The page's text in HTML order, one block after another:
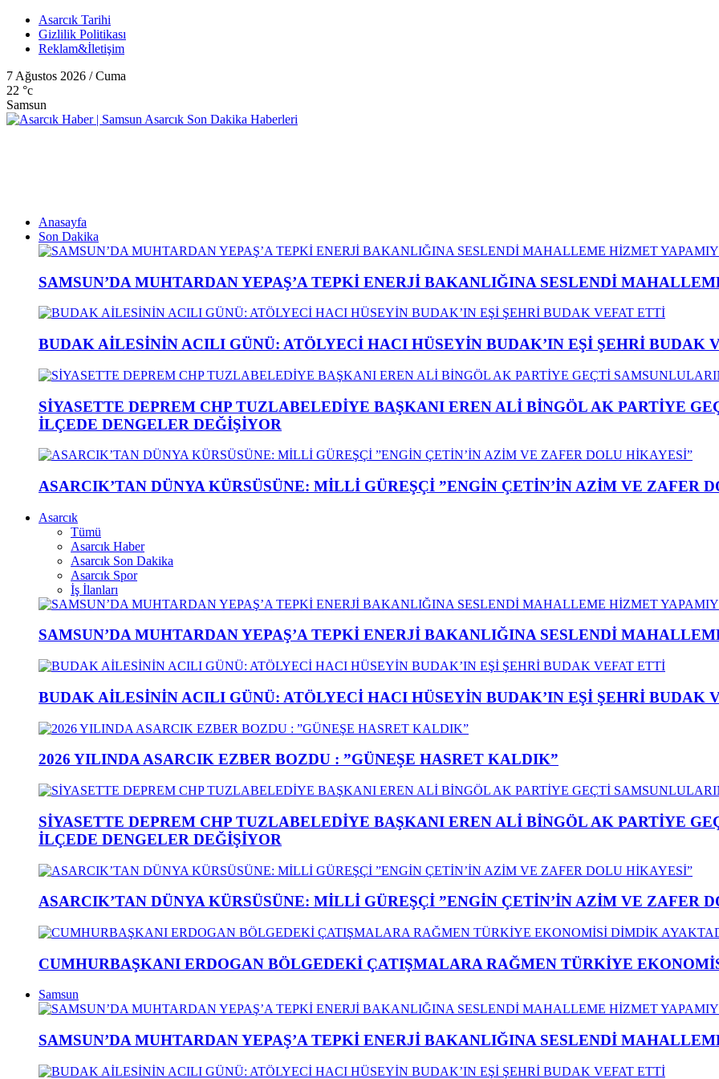
Asarcık Tarihi
Gizlilik Politikası
Reklam&İletişim
7 Ağustos 2026 / Cuma
22 °c
Samsun
Anasayfa
Son Dakika
SAMSUN’DA MUHTARDAN YEPAŞ’A TEPKİ ENERJİ BAKANLIĞINA SESLENDİ
BUDAK AİLESİNİN ACILI GÜNÜ: ATÖLYECİ HACI HÜSEYİN BUDAK’IN EŞİ ŞEHRİ BUDAK
SİYASETTE DEPREM CHP TUZLABELEDİYE BAŞKANI EREN ALİ BİNGÖL AK PARTİYE
İLÇEDE DENGELER DEĞİŞİYOR
ASARCIK’TAN DÜNYA KÜRSÜSÜNE: MİLLİ GÜREŞÇİ ”ENGİN ÇETİN’İN AZİM VE ZAFER
Asarcık
Tümü
Asarcık Haber
Asarcık Son Dakika
Asarcık Spor
İş İlanları
SAMSUN’DA MUHTARDAN YEPAŞ’A TEPKİ ENERJİ BAKANLIĞINA SESLENDİ
BUDAK AİLESİNİN ACILI GÜNÜ: ATÖLYECİ HACI HÜSEYİN BUDAK’IN EŞİ ŞEHRİ BUDAK
2026 YILINDA ASARCIK EZBER BOZDU : ”GÜNEŞE HASRET KALDIK”
SİYASETTE DEPREM CHP TUZLABELEDİYE BAŞKANI EREN ALİ BİNGÖL AK PARTİYE
İLÇEDE DENGELER DEĞİŞİYOR
ASARCIK’TAN DÜNYA KÜRSÜSÜNE: MİLLİ GÜREŞÇİ ”ENGİN ÇETİN’İN AZİM VE ZAFER
CUMHURBAŞKANI ERDOGAN BÖLGEDEKİ ÇATIŞMALARA RAĞMEN TÜRKİYE
Samsun
SAMSUN’DA MUHTARDAN YEPAŞ’A TEPKİ ENERJİ BAKANLIĞINA SESLENDİ